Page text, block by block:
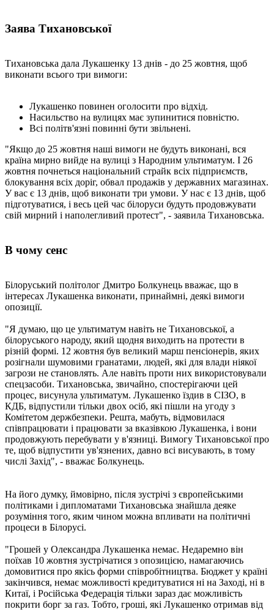
Заява Тихановської
Тихановська дала Лукашенку 13 днів - до 25 жовтня, щоб
виконати всього три вимоги:
Лукашенко повинен оголосити про відхід.
Насильство на вулицях має зупинитися повністю.
Всі політв'язні повинні бути звільнені.
"Якщо до 25 жовтня наші вимоги не будуть виконані, вся
країна мирно вийде на вулиці з Народним ультиматум. І 26
жовтня почнеться національний страйк всіх підприємств,
блокування всіх доріг, обвал продажів у державних магазинах.
У вас є 13 днів, щоб виконати три умови. У нас є 13 днів, щоб
підготуватися, і весь цей час білоруси будуть продовжувати
свій мирний і наполегливий протест", - заявила Тихановська.
В чому сенс
Білоруський політолог Дмитро Болкунець вважає, що в
інтересах Лукашенка виконати, принаймні, деякі вимоги
опозиції.
"Я думаю, що це ультиматум навіть не Тихановської, а
білоруського народу, який щодня виходить на протести в
різній формі. 12 жовтня був великий марш пенсіонерів, яких
розігнали шумовими гранатами, людей, які для влади ніякої
загрози не становлять. Але навіть проти них використовували
спецзасоби. Тихановська, звичайно, спостерігаючи цей
процес, висунула ультиматум. Лукашенко їздив в СІЗО, в
КДБ, відпустили тільки двох осіб, які пішли на угоду з
Комітетом держбезпеки. Решта, мабуть, відмовилася
співпрацювати і працювати за вказівкою Лукашенка, і вони
продовжують перебувати у в'язниці. Вимогу Тихановської про
те, щоб відпустити ув'язнених, давно всі висувають, в тому
числі Захід", - вважає Болкунець.
На його думку, ймовірно, після зустрічі з європейськими
політиками і дипломатами Тихановська знайшла деяке
розуміння того, яким чином можна впливати на політичні
процеси в Білорусі.
"Грошей у Олександра Лукашенка немає. Недаремно він
поїхав 10 жовтня зустрічатися з опозицією, намагаючись
домовитися про якісь форми співробітництва. Бюджет у країні
закінчився, немає можливості кредитуватися ні на Заході, ні в
Китаї, і Російська Федерація тільки зараз дає можливість
покрити борг за газ. Тобто, гроші, які Лукашенко отримав від